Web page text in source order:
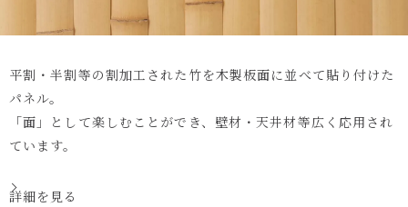
平割・半割等の割加工された竹を木製板面に並べて貼り付けた
パネル。
「面」として楽しむことができ、壁材・天井材等広く応用され
ています。
詳細を見る